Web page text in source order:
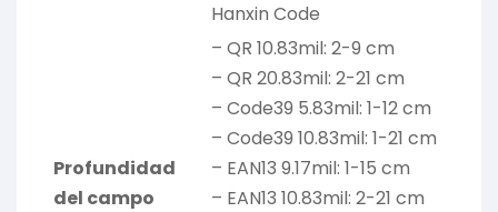
Hanxin Code
Profundidad
del campo
– QR 10.83mil: 2-9 cm
– QR 20.83mil: 2-21 cm
– Code39 5.83mil: 1-12 cm
– Code39 10.83mil: 1-21 cm
– EAN13 9.17mil: 1-15 cm
– EAN13 10.83mil: 2-21 cm